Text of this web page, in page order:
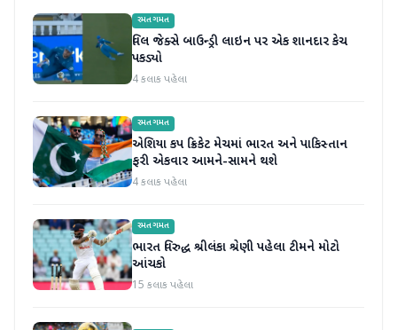
રમતગમત
વિલ જેક્સે બાઉન્ડ્રી લાઇન પર એક શાનદાર કેચ
પકડ્યો
4 કલાક પહેલા
રમતગમત
એશિયા કપ ક્રિકેટ મેચમાં ભારત અને પાકિસ્તાન
ફરી એકવાર આમને-સામને થશે
4 કલાક પહેલા
રમતગમત
ભારત વિરુદ્ધ શ્રીલંકા શ્રેણી પહેલા ટીમને મોટો
આંચકો
15 કલાક પહેલા